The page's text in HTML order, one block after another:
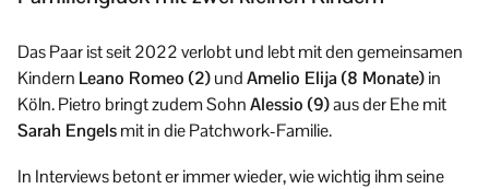
Das Paar ist seit 2022 verlobt und lebt mit den gemeinsamen
Kindern Leano Romeo (2)undAmelio Elija (8 Monate)in
Köln. Pietro bringt zudem SohnAlessio (9)aus der Ehe mit
Sarah Engelsmit in die Patchwork-Familie.
In Interviews betont er immer wieder, wie wichtig ihm seine